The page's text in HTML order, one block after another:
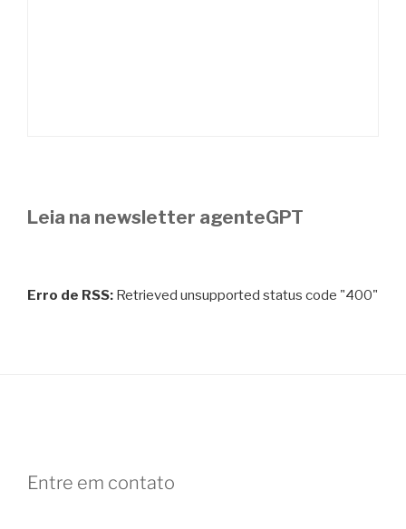
Leia na newsletter agenteGPT
Erro de RSS: Retrieved unsupported status code "400"
Entre em contato